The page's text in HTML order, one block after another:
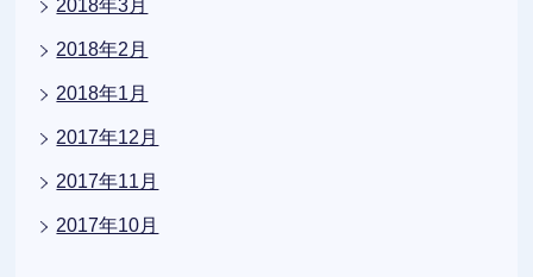
2018年3月
2018年2月
2018年1月
2017年12月
2017年11月
2017年10月